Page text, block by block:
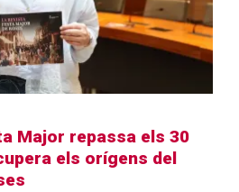
Major repassa els 30
els orígens del